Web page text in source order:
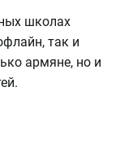
школах
так и
армяне, но и